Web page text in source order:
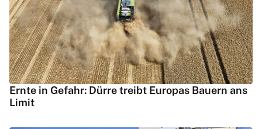
Ernte in Gefahr: Dürre treibt Europas Bauern ans
Limit